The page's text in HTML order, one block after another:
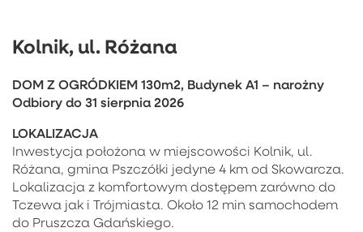
Kolnik, ul. Różana
DOM Z OGRÓDKIEM 130m2, Budynek A1 – narożny
Odbiory do 31 sierpnia 2026
LOKALIZACJA
Inwestycja położona w miejscowości Kolnik, ul.
Różana, gmina Pszczółki jedyne 4 km od Skowarcza.
Lokalizacja z komfortowym dostępem zarówno do
Tczewa jak i Trójmiasta. Około 12 min samochodem
do Pruszcza Gdańskiego.